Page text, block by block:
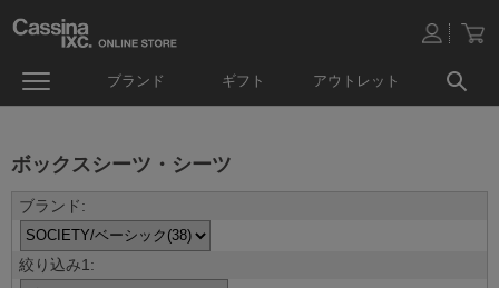
ブランド ギフト アウトレット
ボックスシーツ・シーツ